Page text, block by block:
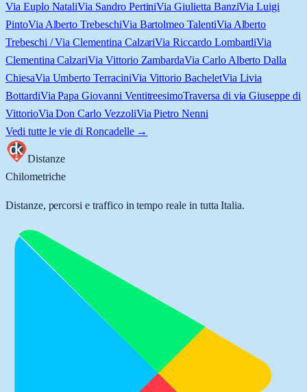
Via Euplo NataliVia Sandro PertiniVia Giulietta BanziVia Luigi
PintoVia Alberto TrebeschiVia Bartolmeo TalentiVia Alberto
Trebeschi / Via Clementina CalzariVia Riccardo LombardiVia
Clementina CalzariVia Vittorio ZambardaVia Carlo Alberto Dalla
ChiesaVia Umberto TerraciniVia Vittorio BacheletVia Livia
BottardiVia Papa Giovanni VentitreesimoTraversa di via Giuseppe di
VittorioVia Don Carlo VezzoliVia Pietro Nenni
Vedi tutte le vie di Roncadelle→
Distanze
Chilometriche
Distanze, percorsi e traffico in tempo reale in tutta Italia.